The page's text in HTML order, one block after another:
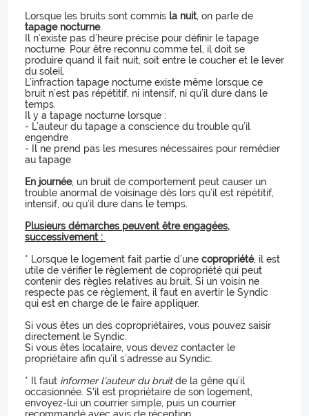
Lorsque les bruits sont commis la nuit, on parle de
tapage nocturne.
Il n’existe pas d’heure précise pour définir le tapage
nocturne. Pour être reconnu comme tel, il doit se
produire quand il fait nuit, soit entre le coucher et le lever
du soleil.
L’infraction tapage nocturne existe même lorsque ce
bruit n’est pas répétitif, ni intensif, ni qu’il dure dans le
temps.
Il y a tapage nocturne lorsque :
- L’auteur du tapage a conscience du trouble qu’il
engendre
- Il ne prend pas les mesures nécessaires pour remédier
au tapage
En journée, un bruit de comportement peut causer un
trouble anormal de voisinage dès lors qu’il est répétitif,
intensif, ou qu’il dure dans le temps.
Plusieurs démarches peuvent être engagées,
successivement :
* Lorsque le logement fait partie d’une copropriété, il est
utile de vérifier le règlement de copropriété qui peut
contenir des règles relatives au bruit. Si un voisin ne
respecte pas ce règlement, il faut en avertir le Syndic
qui est en charge de le faire appliquer.
Si vous êtes un des copropriétaires, vous pouvez saisir
directement le Syndic.
Si vous êtes locataire, vous devez contacter le
propriétaire afin qu’il s’adresse au Syndic.
* Il faut informer l’auteur du bruitde la gêne qu’il
occasionnée. S'il est propriétaire de son logement,
envoyez-lui un courrier simple, puis un courrier